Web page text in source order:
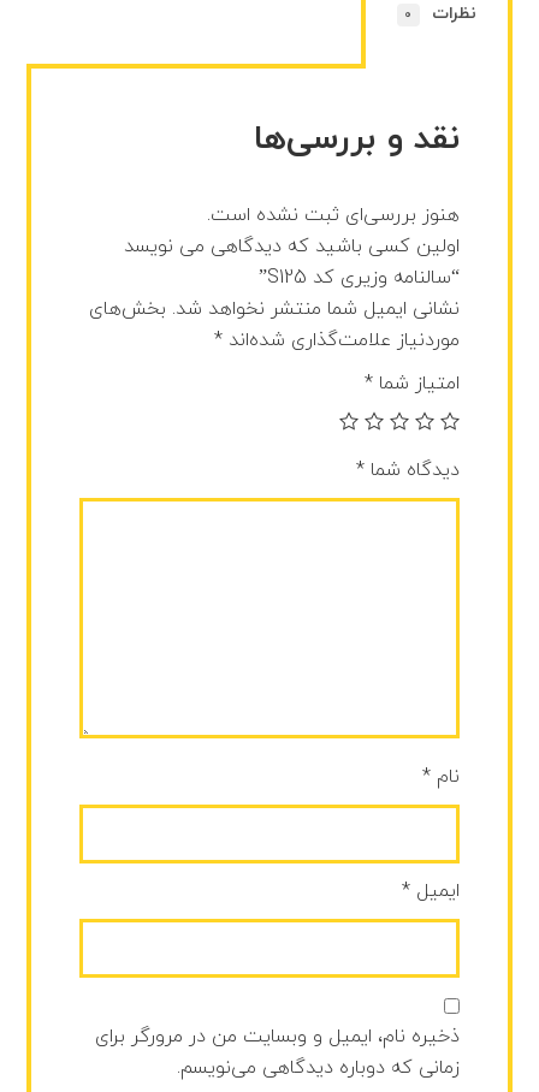
نظرات 0
نقد و بررسی‌ها
هنوز بررسی‌ای ثبت نشده است.
اولین کسی باشید که دیدگاهی می نویسد
“سالنامه وزیری کد S125”
نشانی ایمیل شما منتشر نخواهد شد. بخش‌های
موردنیاز علامت‌گذاری شده‌اند*
امتیاز شما*
دیدگاه شما*
نام*
ایمیل*
ذخیره نام، ایمیل و وبسایت من در مرورگر برای
زمانی که دوباره دیدگاهی می‌نویسم.